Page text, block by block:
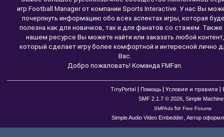
игр Football Manager от компании Sports Interactive. У нас Вы
почерпнуть информацию обо всех аспектах игры, которая
полезна как для новичков, так и для фанатов со стажем. Также
нашем ресурсе Вы можете найти или заказать любой контент,
который сделает игру более комфортной и интересной лично
Вас.
Добро пожаловать! Команда FMFan.
TinyPortal Помощь Условия и правила
SMF 2.1.7 © 2026, Simple
SMFAdsfor Free Forums
Simple Audio Video Embedder, Автор